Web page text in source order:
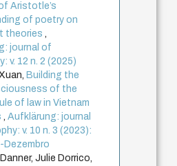
Aristotle’s
of poetry on
theories,
journal of
v. 12 n. 2 (2025)
Building the
of the
of law in Vietnam
,Aufklärung: journal
v. 10 n. 3 (2023):
Dezembro
Julie Dorrico,